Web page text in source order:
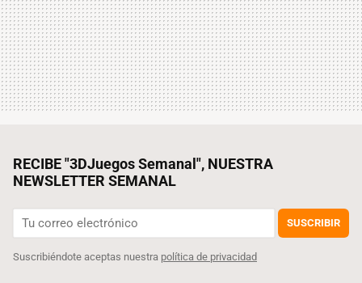
RECIBE "3DJuegos Semanal", NUESTRA
NEWSLETTER SEMANAL
SUSCRIBIR
Suscribiéndote aceptas nuestra política de privacidad